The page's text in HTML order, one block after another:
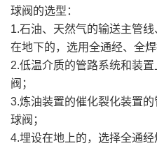
球阀的选型：
1.石油、天然气的输送主管
在地下的，选用全通经、全焊
2.低温介质的管路系统和装
阀；
3.炼油装置的催化裂化装置
球阀；
4.埋设在地上的，选择全通经